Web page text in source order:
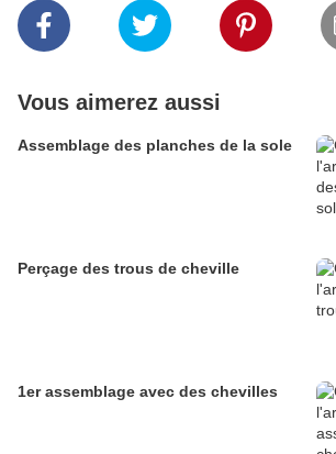
Vous aimerez aussi
Assemblage des planches de la sole
Perçage des trous de cheville
1er assemblage avec des chevilles